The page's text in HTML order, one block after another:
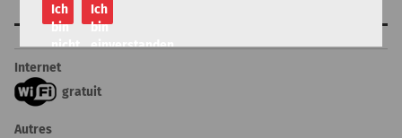
Internet
gratuit
Autres
Ich
bin
nicht
einverstanden
Ich
bin
einverstanden